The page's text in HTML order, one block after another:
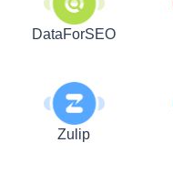
DataForSEO
Zulip